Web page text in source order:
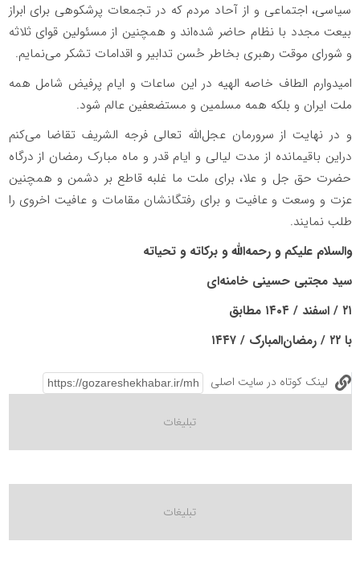
سیاسی، اجتماعی و از آحاد مردم که در تجمعات پرشکوهی برای ابراز
بیعت مجدد با نظام حاضر شده‌اند و همچنین از مسئولین قوای ثلاثه
و شورای موقت رهبری بخاطر حُسن تدابیر و اقدامات تشکر می‌نمایم.
امیدوارم الطاف خاصه الهیه در این ساعات و ایام پرفیض شامل همه
ملت ایران و بلکه همه مسلمین و مستضعفین عالم شود.
و در نهایت از سرورمان عجل‌الله تعالی فرجه الشریف تقاضا می‌کنم
دراین باقیمانده از مدت لیالی و ایام قدر و ماه مبارک رمضان از درگاه
حضرت حق جل و علا، برای ملت ما غلبه قاطع بر دشمن و همچنین
عزت و وسعت و عافیت و برای رفتگانشان مقامات و عافیت اخروی را
طلب نمایند.
والسلام علیکم و رحمه‌الله و برکاته و تحیاته
سید مجتبی حسینی خامنه‌ای
۲۱ / اسفند / ۱۴۰۴ مطابق
با ۲۲ / رمضان‌المبارک / ۱۴۴۷
لینک کوتاه در سایت اصلی